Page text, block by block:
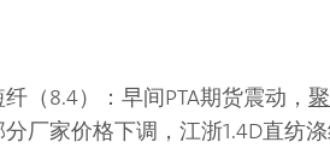
（8.4）：早间PTA期货震动，
厂家价格下调，江浙1.4D直纺